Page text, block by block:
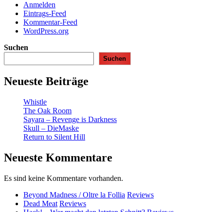
Anmelden
Eintrags-Feed
Kommentar-Feed
WordPress.org
Suchen
Suchen
Neueste Beiträge
Whistle
The Oak Room
Sayara – Revenge is Darkness
Skull – DieMaske
Return to Silent Hill
Neueste Kommentare
Es sind keine Kommentare vorhanden.
Beyond Madness / Oltre la Follia Reviews
Dead Meat Reviews